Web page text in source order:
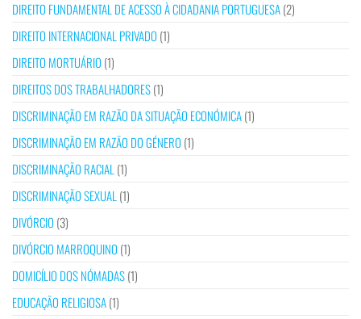
DIREITO FUNDAMENTAL DE ACESSO À CIDADANIA PORTUGUESA(2)
DIREITO INTERNACIONAL PRIVADO (1)
DIREITO MORTUÁRIO (1)
DIREITOS DOS TRABALHADORES(1)
DISCRIMINAÇÃO EM RAZÃO DA SITUAÇÃO ECONÓMICA(1)
DISCRIMINAÇÃO EM RAZÃO DO GÉNERO (1)
DISCRIMINAÇÃO RACIAL (1)
DISCRIMINAÇÃO SEXUAL (1)
DIVÓRCIO (3)
DIVÓRCIO MARROQUINO (1)
DOMICÍLIO DOS NÓMADAS(1)
EDUCAÇÃO RELIGIOSA(1)